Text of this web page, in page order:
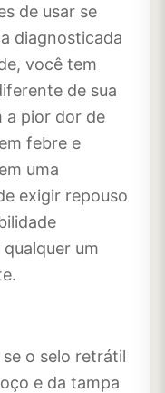
de usar se
diagnosticada
você tem
de sua
a pior dor de
febre e
uma
exigir repouso
um
o selo retrátil
e da tampa